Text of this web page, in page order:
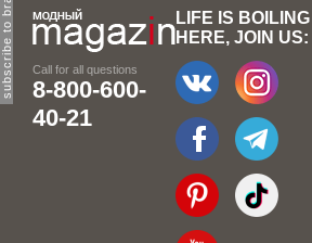
Call for all questions
8-800-600-
40-21
LIFE IS BOILING
HERE, JOIN US: